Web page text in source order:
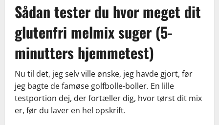
Sådan tester du hvor meget dit
glutenfri melmix suger (5-
minutters hjemmetest)
Nu til det, jeg selv ville ønske, jeg havde gjort, før
jeg bagte de famøse golfbolle-boller. En lille
testportion dej, der fortæller dig, hvor tørst dit mix
er, før du laver en hel opskrift.